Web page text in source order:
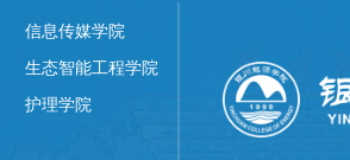
信息传媒学院
生态智能工程学院
护理学院